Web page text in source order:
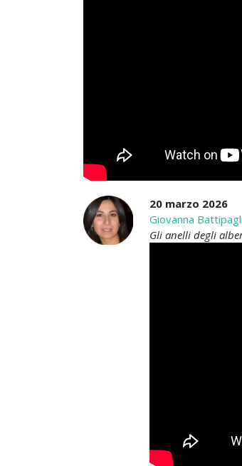
20 marzo 2026
Giovanna
Gli anelli degli